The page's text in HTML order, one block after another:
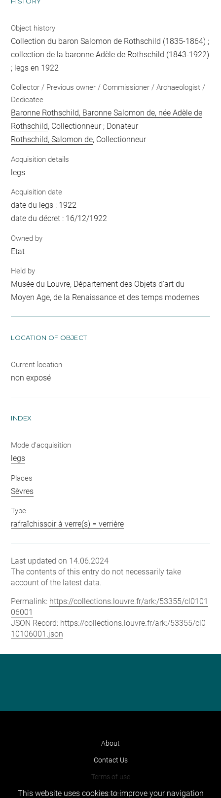
Object history
Collection du baron Salomon de Rothschild (1835-1864) ;
collection de la baronne Adèle de Rothschild (1843-1922)
; legs en 1922
Collector / Previous owner / Commissioner / Archaeologist /
Dedicatee
Baronne Rothschild, Baronne Salomon de, née Adèle de
Rothschild, Collectionneur ; Donateur
Rothschild, Salomon de, Collectionneur
Acquisition details
legs
Acquisition date
date du legs : 1922
date du décret : 16/12/1922
Owned by
Etat
Held by
Musée du Louvre, Département des Objets d'art du
Moyen Age, de la Renaissance et des temps modernes
LOCATION OF OBJECT
Current location
non exposé
INDEX
Mode d'acquisition
legs
Places
Sèvres
Type
rafraîchissoir à verre(s) = verrière
Last updated on 14.06.2024
The contents of this entry do not necessarily take
account of the latest data.
Permalink: https://collections.louvre.fr/ark:/53355/cl0101
06001
JSON Record: https://collections.louvre.fr/ark:/53355/cl0
10106001.json
About
Contact Us
Terms of use
Cookies
This website uses cookies to improve your navigation